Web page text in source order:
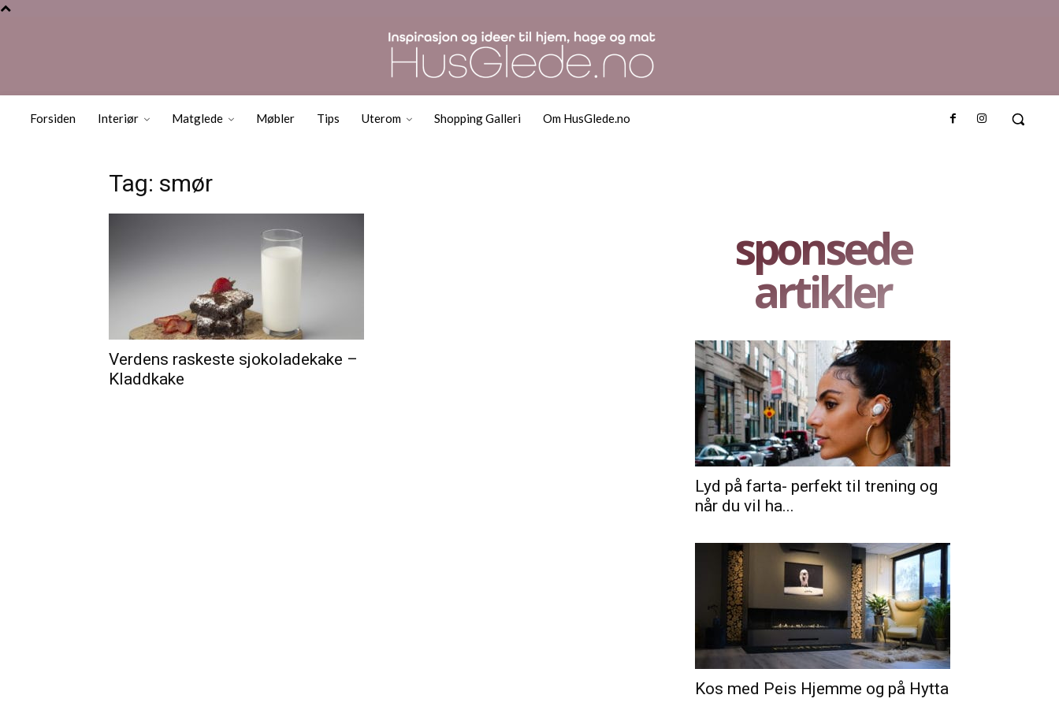
Forsiden Interiør Matglede Møbler Tips Uterom Shopping Galleri Om HusGlede.no
Tag: smør
Verdens raskeste sjokoladekake –
Kladdkake
sponsede
artikler
Lyd på farta- perfekt til trening og
når du vil ha...
Kos med Peis Hjemme og på Hytta